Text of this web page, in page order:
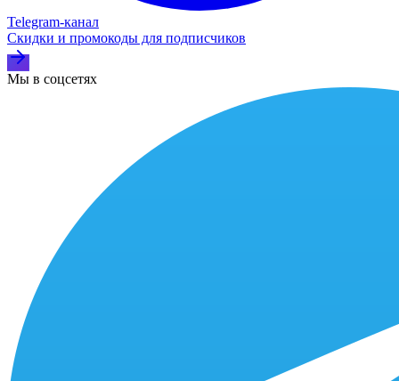
Telegram‑канал
Скидки и промокоды для подписчиков
Мы в соцсетях